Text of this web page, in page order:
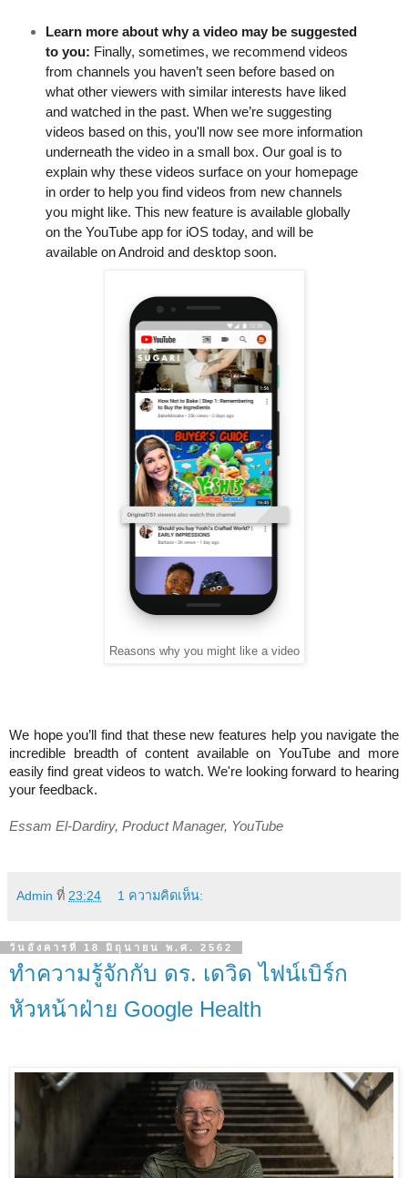
Learn more about why a video may be suggested
to you: Finally, sometimes, we recommend videos
from channels you haven’t seen before based on
what other viewers with similar interests have liked
and watched in the past. When we’re suggesting
videos based on this, you'll now see more information
underneath the video in a small box. Our goal is to
explain why these videos surface on your homepage
in order to help you find videos from new channels
you might like. This new feature is available globally
on the YouTube app for iOS today, and will be
available on Android and desktop soon.
Reasons why you might like a video
We hope you’ll find that these new features help you navigate the
incredible breadth of content available on YouTube and more
easily find great videos to watch. We're looking forward to hearing
your feedback.
Essam El-Dardiry, Product Manager, YouTube
Admin ที่ 23:24 1 ความคิดเห็น:
วันอังคารที่ 18 มิถุนายน พ.ศ. 2562
ทำความรู้จักกับ ดร. เดวิด ไฟน์เบิร์ก
หัวหน้าฝ่าย Google Health